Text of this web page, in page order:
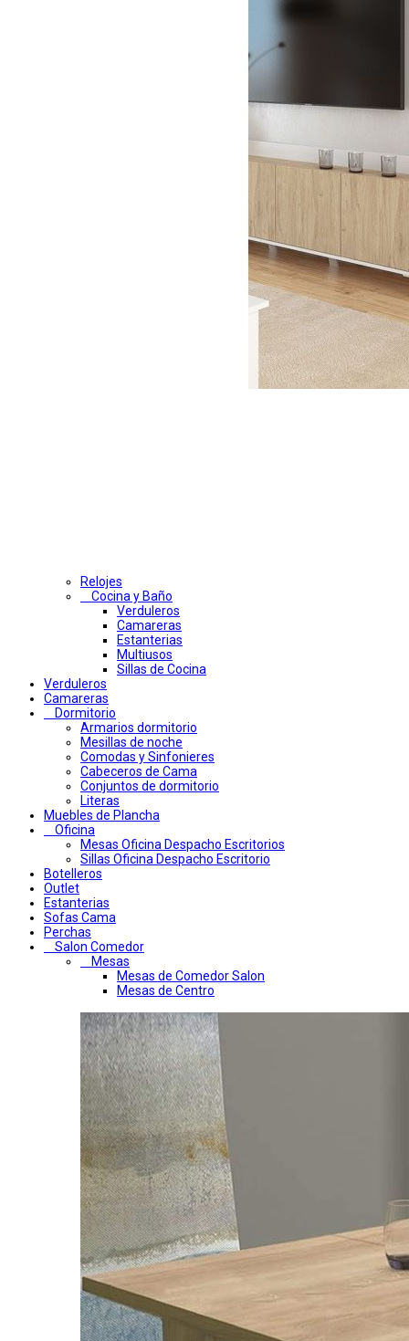
Relojes
Cocina y Baño
Verduleros
Camareras
Estanterias
Multiusos
Sillas de Cocina
Verduleros
Camareras
Dormitorio
Armarios dormitorio
Mesillas de noche
Comodas y Sinfonieres
Cabeceros de Cama
Conjuntos de dormitorio
Literas
Muebles de Plancha
Oficina
Mesas Oficina Despacho Escritorios
Sillas Oficina Despacho Escritorio
Botelleros
Outlet
Estanterias
Sofas Cama
Perchas
Salon Comedor
Mesas
Mesas de Comedor Salon
Mesas de Centro